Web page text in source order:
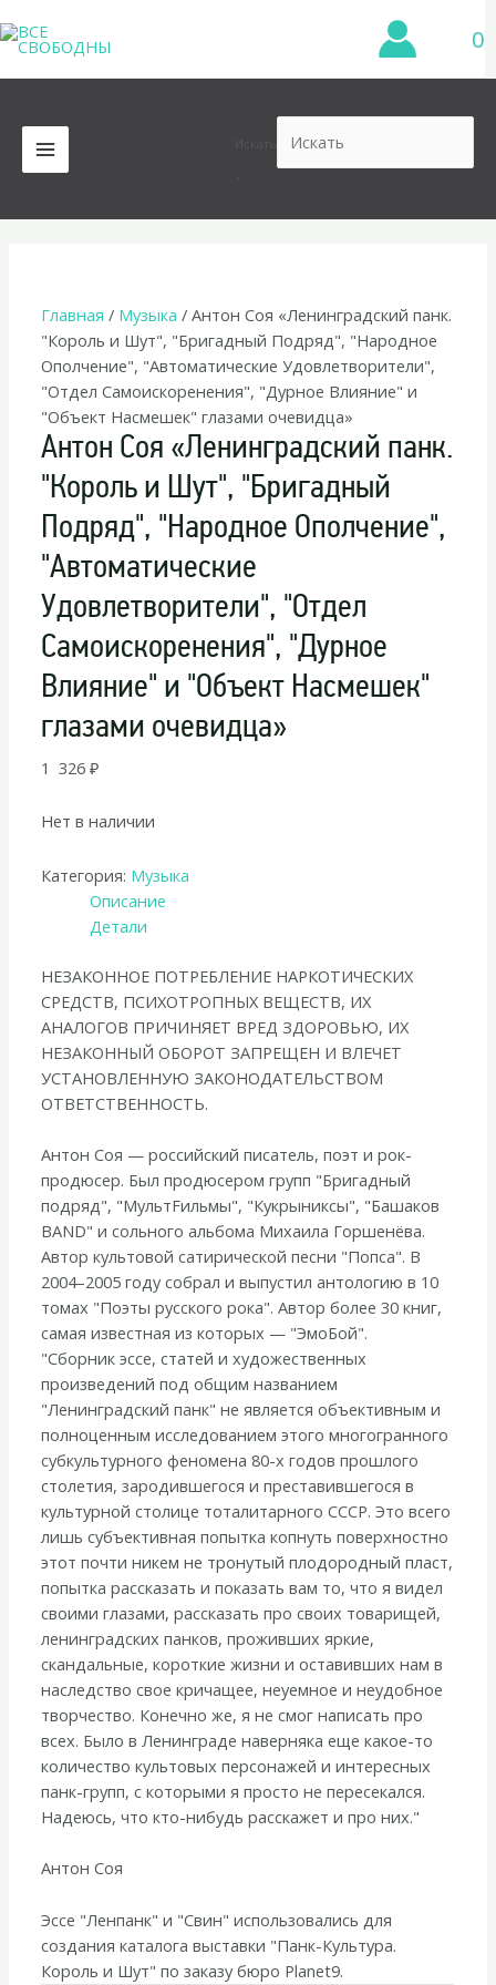
к
содержимому
0
MAIN
Главная / Музыка / Антон Соя «Ленинградский панк.
"Король и Шут", "Бригадный Подряд", "Народное
Ополчение", "Автоматические Удовлетворители",
"Отдел Самоискоренения", "Дурное Влияние" и
"Объект Насмешек" глазами очевидца»
Антон Соя «Ленинградский панк.
"Король и Шут", "Бригадный
Подряд", "Народное Ополчение",
"Автоматические
Удовлетворители", "Отдел
Самоискоренения", "Дурное
Влияние" и "Объект Насмешек"
глазами очевидца»
1 326₽
Нет в наличии
Категория: Музыка
Описание
Детали
НЕЗАКОННОЕ ПОТРЕБЛЕНИЕ НАРКОТИЧЕСКИХ
СРЕДСТВ, ПСИХОТРОПНЫХ ВЕЩЕСТВ, ИХ
АНАЛОГОВ ПРИЧИНЯЕТ ВРЕД ЗДОРОВЬЮ, ИХ
НЕЗАКОННЫЙ ОБОРОТ ЗАПРЕЩЕН И ВЛЕЧЕТ
УСТАНОВЛЕННУЮ ЗАКОНОДАТЕЛЬСТВОМ
ОТВЕТСТВЕННОСТЬ.
Антон Соя — российский писатель, поэт и рок-
продюсер. Был продюсером групп "Бригадный
подряд", "МультFильмы", "Кукрыниксы", "Башаков
BAND" и сольного альбома Михаила Горшенёва.
Автор культовой сатирической песни "Попса". В
2004–2005 году собрал и выпустил антологию в 10
томах "Поэты русского рока". Автор более 30 книг,
самая известная из которых — "ЭмоБой".
"Сборник эссе, статей и художественных
произведений под общим названием
"Ленинградский панк" не является объективным и
полноценным исследованием этого многогранного
субкультурного феномена 80-х годов прошлого
столетия, зародившегося и преставившегося в
культурной столице тоталитарного СССР. Это всего
лишь субъективная попытка копнуть поверхностно
этот почти никем не тронутый плодородный пласт,
попытка рассказать и показать вам то, что я видел
своими глазами, рассказать про своих товарищей,
ленинградских панков, проживших яркие,
скандальные, короткие жизни и оставивших нам в
наследство свое кричащее, неуемное и неудобное
творчество. Конечно же, я не смог написать про
всех. Было в Ленинграде наверняка еще какое-то
количество культовых персонажей и интересных
панк-групп, с которыми я просто не пересекался.
Надеюсь, что кто-нибудь расскажет и про них."
Антон Соя
Эссе "Ленпанк" и "Свин" использовались для
создания каталога выставки "Панк-Культура.
Король и Шут" по заказу бюро Planet9.